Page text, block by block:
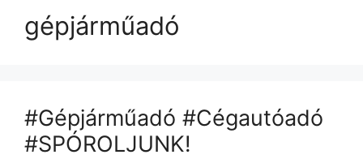
gépjárműadó
#Gépjárműadó #Cégautóadó
#SPÓROLJUNK!